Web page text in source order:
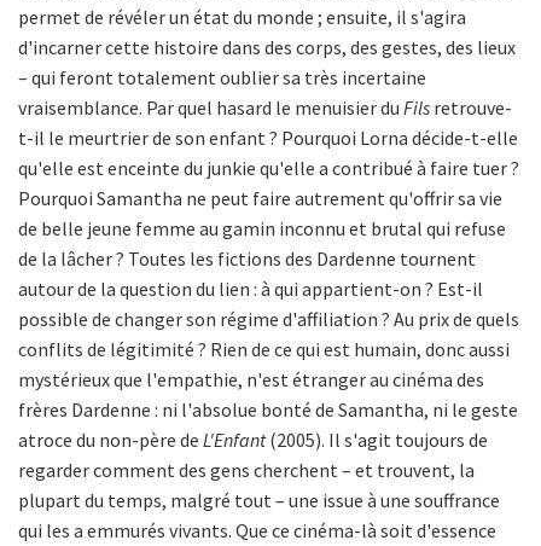
permet de révéler un état du monde ; ensuite, il s'agira
d'incarner cette histoire dans des corps, des gestes, des lieux
– qui feront totalement oublier sa très incertaine
vraisemblance. Par quel hasard le menuisier du Fils retrouve-
t-il le meurtrier de son enfant ? Pourquoi Lorna décide-t-elle
qu'elle est enceinte du junkie qu'elle a contribué à faire tuer ?
Pourquoi Samantha ne peut faire autrement qu'offrir sa vie
de belle jeune femme au gamin inconnu et brutal qui refuse
de la lâcher ? Toutes les fictions des Dardenne tournent
autour de la question du lien : à qui appartient-on ? Est-il
possible de changer son régime d'affiliation ? Au prix de quels
conflits de légitimité ? Rien de ce qui est humain, donc aussi
mystérieux que l'empathie, n'est étranger au cinéma des
frères Dardenne : ni l'absolue bonté de Samantha, ni le geste
atroce du non-père de L'Enfant(2005). Il s'agit toujours de
regarder comment des gens cherchent – et trouvent, la
plupart du temps, malgré tout – une issue à une souffrance
qui les a emmurés vivants. Que ce cinéma-là soit d'essence